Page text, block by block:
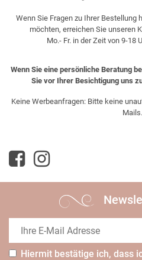
Wenn Sie Fragen zu Ihrer
möchten, erreichen Sie unseren
Mo.- Fr. in der Zeit von 9-18
Wenn Sie eine persönliche Beratung
Sie vor Ihrer Besichtigung uns
Keine Werbeanfragen: Bitte keine
Mails.
Hiermit bestätige ich, dass